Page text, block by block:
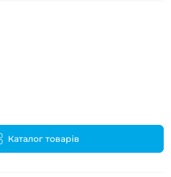
Каталог товарів